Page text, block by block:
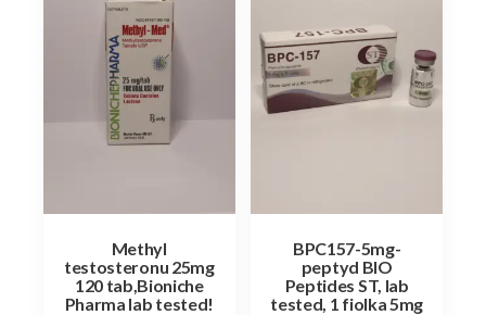
Methyl
testosteronu 25mg
120 tab,Bioniche
Pharma lab tested!
BPC157-5mg-
peptyd BIO
Peptides ST, lab
tested, 1 fiolka 5mg